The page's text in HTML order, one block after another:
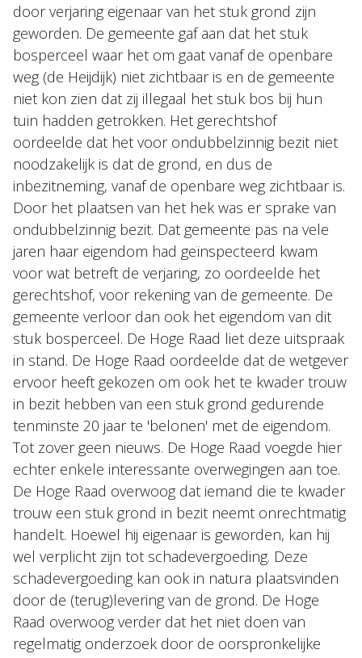
door verjaring eigenaar van het stuk grond zijn
geworden. De gemeente gaf aan dat het stuk
bosperceel waar het om gaat vanaf de openbare
weg (de Heijdijk) niet zichtbaar is en de gemeente
niet kon zien dat zij illegaal het stuk bos bij hun
tuin hadden getrokken. Het gerechtshof
oordeelde dat het voor ondubbelzinnig bezit niet
noodzakelijk is dat de grond, en dus de
inbezitneming, vanaf de openbare weg zichtbaar is.
Door het plaatsen van het hek was er sprake van
ondubbelzinnig bezit. Dat gemeente pas na vele
jaren haar eigendom had geïnspecteerd kwam
voor wat betreft de verjaring, zo oordeelde het
gerechtshof, voor rekening van de gemeente. De
gemeente verloor dan ook het eigendom van dit
stuk bosperceel. De Hoge Raad liet deze uitspraak
in stand. De Hoge Raad oordeelde dat de wetgever
ervoor heeft gekozen om ook het te kwader trouw
in bezit hebben van een stuk grond gedurende
tenminste 20 jaar te 'belonen' met de eigendom.
Tot zover geen nieuws. De Hoge Raad voegde hier
echter enkele interessante overwegingen aan toe.
De Hoge Raad overwoog dat iemand die te kwader
trouw een stuk grond in bezit neemt onrechtmatig
handelt. Hoewel hij eigenaar is geworden, kan hij
wel verplicht zijn tot schadevergoeding. Deze
schadevergoeding kan ook in natura plaatsvinden
door de (terug)levering van de grond. De Hoge
Raad overwoog verder dat het niet doen van
regelmatig onderzoek door de oorspronkelijke